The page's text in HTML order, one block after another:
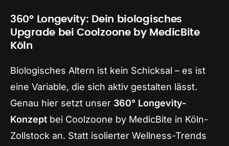
360° Longevity: Dein biologisches
Upgrade bei Coolzoone by MedicBite
Köln
Biologisches Altern ist kein Schicksal – es ist
eine Variable, die sich aktiv gestalten lässt.
Genau hier setzt unser 360° Longevity-
Konzept bei Coolzoone by MedicBite in Köln-
Zollstock an. Statt isolierter Wellness-Trends